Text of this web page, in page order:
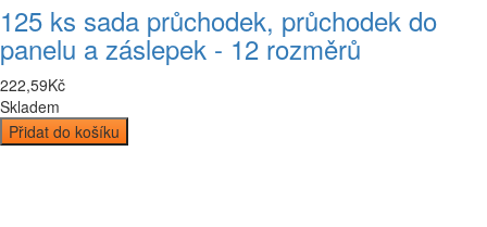
125 ks sada průchodek, průchodek do
panelu a záslepek - 12 rozměrů
222,59Kč
Skladem
Přidat do košíku